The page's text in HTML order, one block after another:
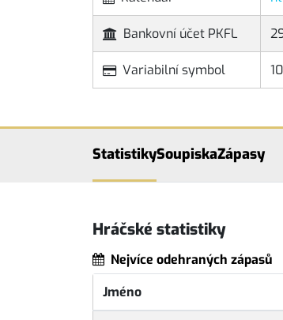
Bankovní účet PKFL
Variabilní symbol
StatistikySoupiskaZápasy
Hráčské statistiky
Nejvíce odehraných zápasů
Jméno